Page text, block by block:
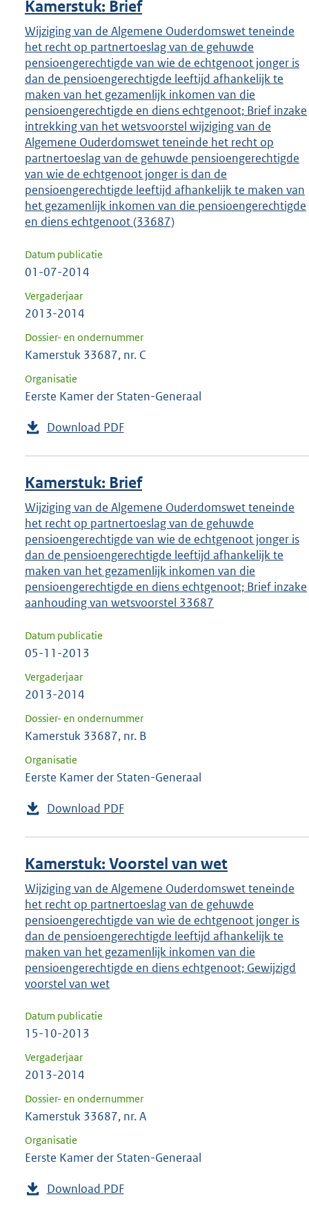
Kamerstuk: Brief
Wijziging van de Algemene Ouderdomswet teneinde
het recht op partnertoeslag van de gehuwde
pensioengerechtigde van wie de echtgenoot jonger is
dan de pensioengerechtigde leeftijd afhankelijk te
maken van het gezamenlijk inkomen van die
pensioengerechtigde en diens echtgenoot; Brief inzake
intrekking van het wetsvoorstel wijziging van de
Algemene Ouderdomswet teneinde het recht op
partnertoeslag van de gehuwde pensioengerechtigde
van wie de echtgenoot jonger is dan de
pensioengerechtigde leeftijd afhankelijk te maken van
het gezamenlijk inkomen van die pensioengerechtigde
en diens echtgenoot (33687)
Datum publicatie
01-07-2014
Vergaderjaar
2013-2014
Dossier- en ondernummer
Kamerstuk 33687, nr. C
Organisatie
Eerste Kamer der Staten-Generaal
Download PDF
Kamerstuk: Brief
Wijziging van de Algemene Ouderdomswet teneinde
het recht op partnertoeslag van de gehuwde
pensioengerechtigde van wie de echtgenoot jonger is
dan de pensioengerechtigde leeftijd afhankelijk te
maken van het gezamenlijk inkomen van die
pensioengerechtigde en diens echtgenoot; Brief inzake
aanhouding van wetsvoorstel 33687
Datum publicatie
05-11-2013
Vergaderjaar
2013-2014
Dossier- en ondernummer
Kamerstuk 33687, nr. B
Organisatie
Eerste Kamer der Staten-Generaal
Download PDF
Kamerstuk: Voorstel van wet
Wijziging van de Algemene Ouderdomswet teneinde
het recht op partnertoeslag van de gehuwde
pensioengerechtigde van wie de echtgenoot jonger is
dan de pensioengerechtigde leeftijd afhankelijk te
maken van het gezamenlijk inkomen van die
pensioengerechtigde en diens echtgenoot; Gewijzigd
voorstel van wet
Datum publicatie
15-10-2013
Vergaderjaar
2013-2014
Dossier- en ondernummer
Kamerstuk 33687, nr. A
Organisatie
Eerste Kamer der Staten-Generaal
Download PDF